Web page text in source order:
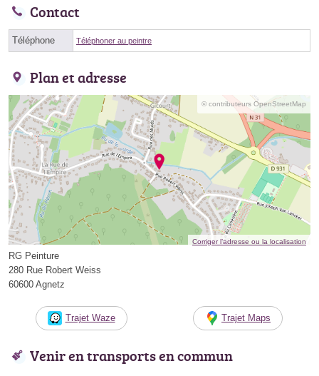
Contact
Téléphone Téléphoner au peintre
Plan et adresse
© contributeurs OpenStreetMap
Corriger l’adresse ou la localisation
RG Peinture
280 Rue Robert Weiss
60600 Agnetz
Trajet Waze Trajet Maps
Venir en transports en commun